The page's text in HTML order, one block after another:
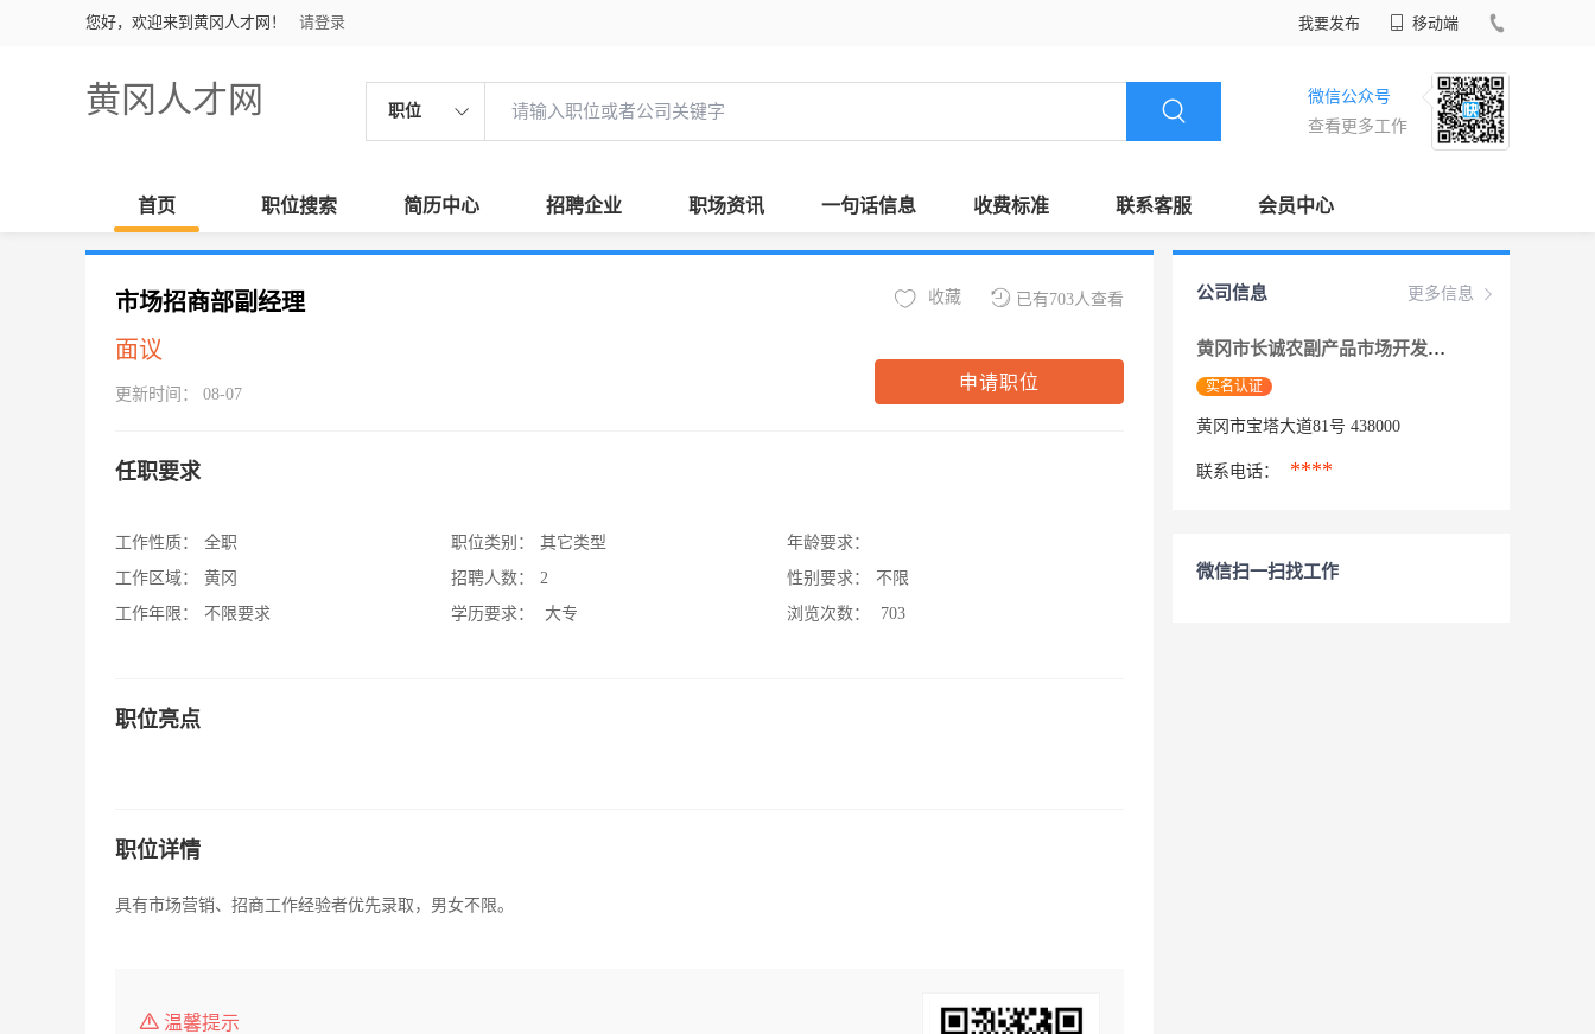
您好，欢迎来到黄冈人才网！ 请登录 我要发布 移动端
黄冈人才网 职位
微信公众号
查看更多工作
首页 职位搜索 简历中心 招聘企业 职场资讯 一句话信息 收费标准 联系客服 会员中心
市场招商部副经理
面议
更新时间： 08-07
已有703人查看
收藏
申请职位
任职要求
工作性质：
全职
工作区域：
黄冈
工作年限：
不限要求
职位类别：
其它类型
招聘人数：
2
学历要求：
大专
年龄要求：
性别要求：
不限
浏览次数：
703
职位亮点
职位详情
具有市场营销、招商工作经验者优先录取，男女不限。
温馨提示
更多信息
公司信息
黄冈市长诚农副产品市场开发有限公司
实名认证
黄冈市宝塔大道81号 438000
联系电话： ****
微信扫一扫找工作